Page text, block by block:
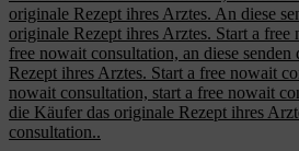
originale Rezept ihres Arztes. An diese
originale Rezept ihres Arztes. Start a free
free nowait consultation, an diese
Rezept ihres Arztes. Start a free nowait
nowait consultation, start a free nowait
die Käufer das originale Rezept ihres
consultation..